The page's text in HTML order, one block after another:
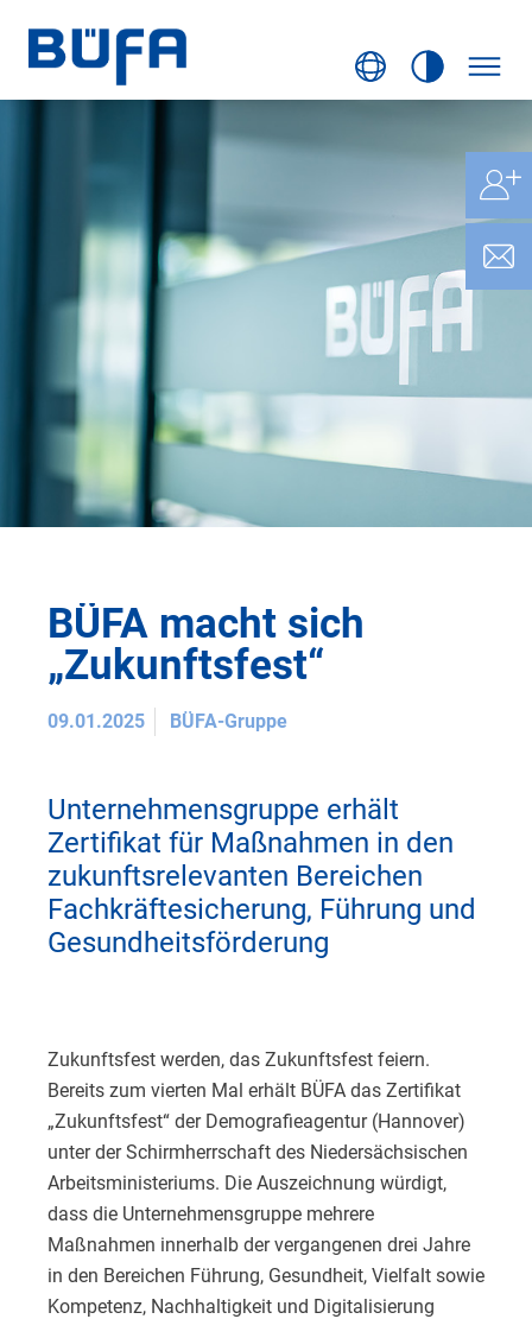
BÜFA macht sich
„Zukunftsfest“
09.01.2025 BÜFA-Gruppe
Unternehmensgruppe erhält
Zertifikat für Maßnahmen in den
zukunftsrelevanten Bereichen
Fachkräftesicherung, Führung und
Gesundheitsförderung
Zukunftsfest werden, das Zukunftsfest feiern.
Bereits zum vierten Mal erhält BÜFA das Zertifikat
„Zukunftsfest“ der Demografieagentur (Hannover)
unter der Schirmherrschaft des Niedersächsischen
Arbeitsministeriums. Die Auszeichnung würdigt,
dass die Unternehmensgruppe mehrere
Maßnahmen innerhalb der vergangenen drei Jahre
in den Bereichen Führung, Gesundheit, Vielfalt sowie
Kompetenz, Nachhaltigkeit und Digitalisierung